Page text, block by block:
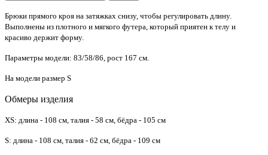
Брюки прямого кроя на затяжках снизу, чтобы регулировать длину.
Выполнены из плотного и мягкого футера, который приятен к телу и
красиво держит форму.
Параметры модели: 83/58/86, рост 167 см.
На модели размер S
Обмеры изделия
XS: длина - 108 см, талия - 58 см, бёдра - 105 см
S: длина - 108 см, талия - 62 см, бёдра - 109 см